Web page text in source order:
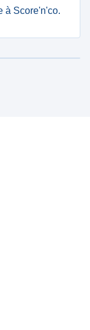
à Score'n'co.